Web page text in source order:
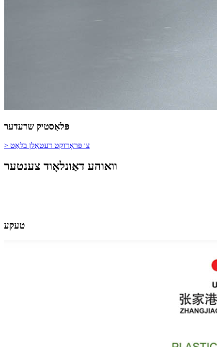
פּלאַסטיק שרעדער
> צו פּראָדוקט דעטאַלן בלאַט
וואוהע דאַונלאָוד צענטער
טעקע